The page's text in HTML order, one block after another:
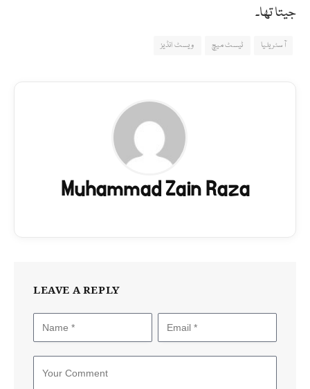
جیتا تھا۔
آسٹریلیا ٹیسٹ میچ ویسٹ انڈیز
Muhammad Zain Raza
LEAVE A REPLY